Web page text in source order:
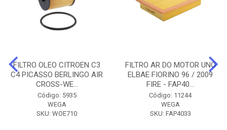
FILTRO OLEO CITROEN C3
C4 PICASSO BERLINGO AIR
CROSS-WE...
Código: 5935
WEGA
SKU: WOE710
FILTRO AR DO MOTOR UNO
ELBAE FIORINO 96 / 2009
FIRE - FAP40...
Código: 11244
WEGA
SKU: FAP4033